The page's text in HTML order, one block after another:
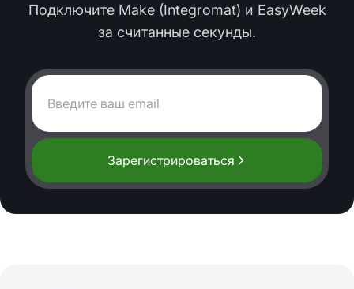
Подключите Make (Integromat) и EasyWeek
за считанные секунды.
Зарегистрироваться